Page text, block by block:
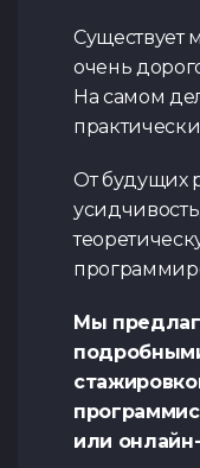
Существует
очень
На самом
От будущих
Мы
или